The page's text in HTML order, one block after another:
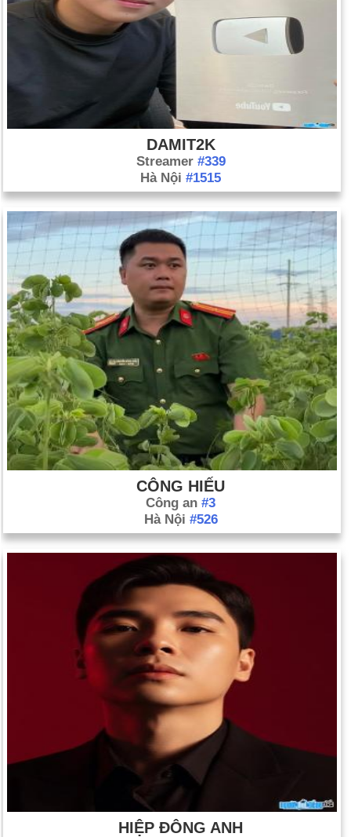
DAMIT2K
Streamer #339
Hà Nội #1515
CÔNG HIẾU
Công an #3
Hà Nội #526
HIỆP ĐÔNG ANH